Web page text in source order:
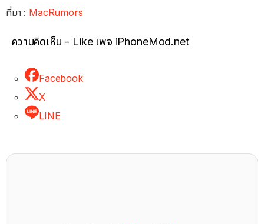
ที่มา : MacRumors
ความคิดเห็น - Like เพจ iPhoneMod.net
Facebook
X
LINE